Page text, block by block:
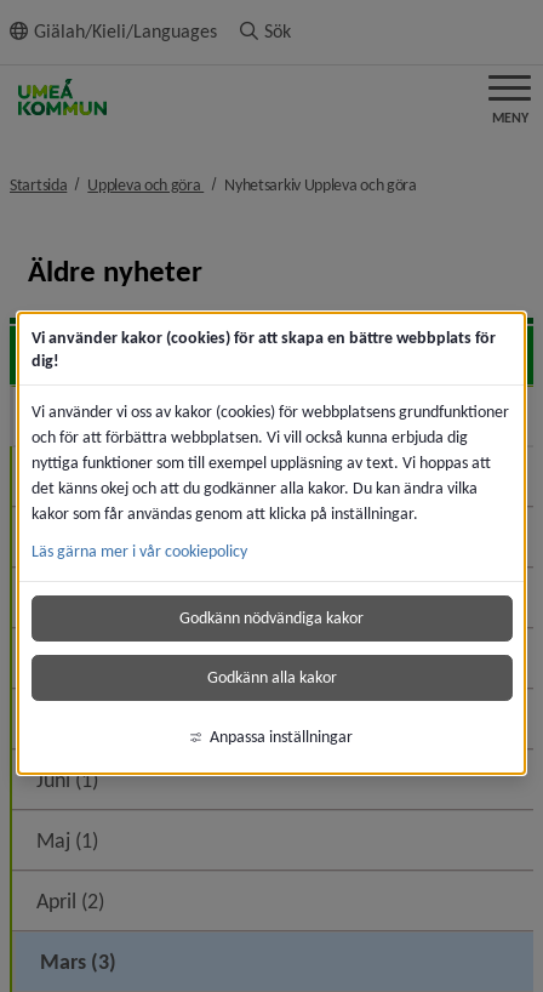
innehållet
Giälah/Kieli/Languages Sök
MENY
Startsida Uppleva och göra nivå i brödsmulenavigeringen
Nyhetsarkiv Uppleva och göranivå i
Äldre nyheter
2026
2025
December (2)
Oktober (2)
Augusti (1)
Juni (1)
Maj (1)
April (2)
Mars (3)
Vi använder kakor (cookies) för att skapa en bättre webbplats för
dig!
Vi använder vi oss av kakor (cookies) för webbplatsens grundfunktioner
och för att förbättra webbplatsen. Vi vill också kunna erbjuda dig
nyttiga funktioner som till exempel uppläsning av text. Vi hoppas att
det känns okej och att du godkänner alla kakor. Du kan ändra vilka
kakor som får användas genom att klicka på inställningar.
Läs gärna mer i vår cookiepolicy
Godkänn nödvändiga kakor
Godkänn alla kakor
Anpassa inställningar